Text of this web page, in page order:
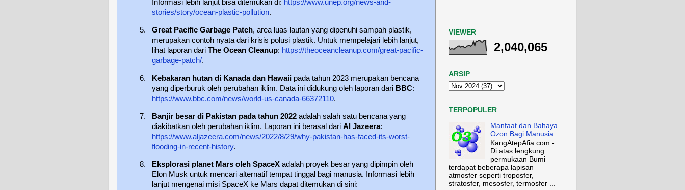
Informasi lebih lanjut bisa ditemukan di: https://www.unep.org/news-and-
stories/story/ocean-plastic-pollution.
5. Great Pacific Garbage Patch, area luas lautan yang dipenuhi sampah plastik,
merupakan contoh nyata dari krisis polusi plastik. Untuk mempelajari lebih lanjut,
lihat laporan dari The Ocean Cleanup: https://theoceancleanup.com/great-pacific-
garbage-patch/.
6. Kebakaran hutan di Kanada dan Hawaii pada tahun 2023 merupakan bencana
yang diperburuk oleh perubahan iklim. Data ini didukung oleh laporan dari BBC:
https://www.bbc.com/news/world-us-canada-66372110.
7. Banjir besar di Pakistan pada tahun 2022 adalah salah satu bencana yang
diakibatkan oleh perubahan iklim. Laporan ini berasal dari Al Jazeera:
https://www.aljazeera.com/news/2022/8/29/why-pakistan-has-faced-its-worst-
flooding-in-recent-history.
8. Eksplorasi planet Mars oleh SpaceX adalah proyek besar yang dipimpin oleh
Elon Musk untuk mencari alternatif tempat tinggal bagi manusia. Informasi lebih
lanjut mengenai misi SpaceX ke Mars dapat ditemukan di sini:
VIEWER
2,040,065
ARSIP
TERPOPULER
Manfaat dan Bahaya
Ozon Bagi Manusia
KangAtepAfia.com -
Di atas lengkung
permukaan Bumi
terdapat beberapa lapisan
atmosfer seperti troposfer,
stratosfer, mesosfer, termosfer ...